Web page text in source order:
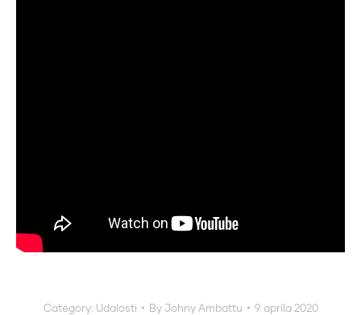
Category: Udalosti By Johny Ambattu 9. apríla 2020